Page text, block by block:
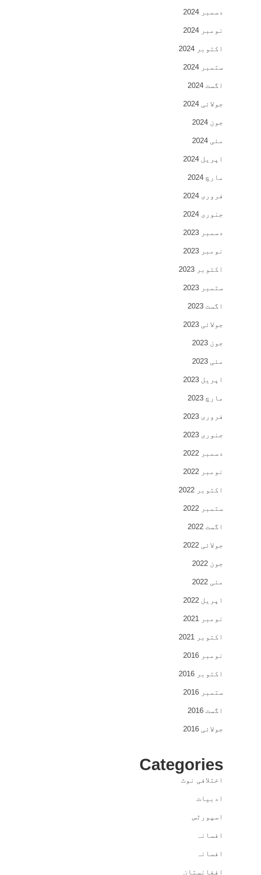
دسمبر 2024
نومبر 2024
اکتوبر 2024
ستمبر 2024
اگست 2024
جولائی 2024
جون 2024
مئی 2024
اپریل 2024
مارچ 2024
فروری 2024
جنوری 2024
دسمبر 2023
نومبر 2023
اکتوبر 2023
ستمبر 2023
اگست 2023
جولائی 2023
جون 2023
مئی 2023
اپریل 2023
مارچ 2023
فروری 2023
جنوری 2023
دسمبر 2022
نومبر 2022
اکتوبر 2022
ستمبر 2022
اگست 2022
جولائی 2022
جون 2022
مئی 2022
اپریل 2022
نومبر 2021
اکتوبر 2021
نومبر 2016
اکتوبر 2016
ستمبر 2016
اگست 2016
جولائی 2016
Categories
اختلافی نوٹ
ادبیات
اسپورٹس
افسانہ
افسانہ
افغانستان